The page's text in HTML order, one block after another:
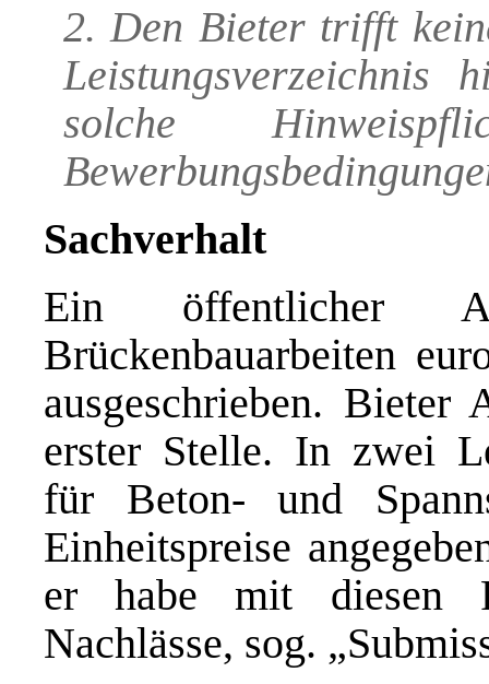
2. Den Bieter trifft
Leistungsverzeichnis
solche
Sachverhalt
Ein öffentlicher
Brückenbauarbeiten
ausgeschrieben.
erster Stelle. In zwei
für Beton- und
Einheitspreise
er habe mit diesen
Nachlässe, sog.